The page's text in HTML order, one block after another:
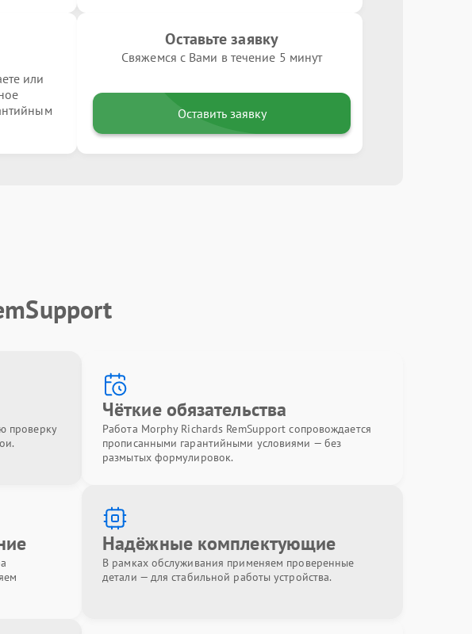
или
Оставьте заявку
Свяжемся с Вами в течение 5 минут
Оставить заявку
проверку
Чёткие обязательства
Работа Morphy Richards RemSupport сопровождается
прописанными гарантийными условиями — без
размытых формулировок.
Надёжные комплектующие
В рамках обслуживания применяем проверенные
детали — для стабильной работы устройства.